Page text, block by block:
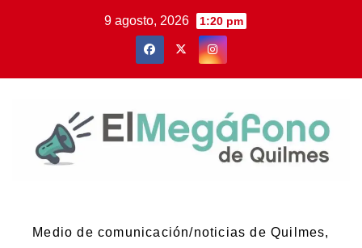
9 agosto, 2026 1:20 pm
Medio de comunicación/noticias de Quilmes,